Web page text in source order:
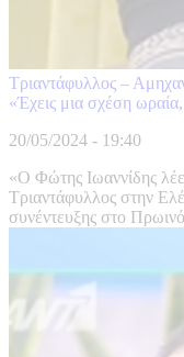
Τριαντάφυλλος –
«Έχεις μια σχέση
20/05/2024 - 19:40
«Ο Φώτης Ιωαννίδης
Τριαντάφυλλος στην
συνέντευξης στο